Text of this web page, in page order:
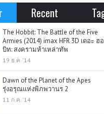
Recent
The Hobbit: The Battle of the Five
Armies (2014) imax HFR 3D เดอะ ฮ
บิท: สงครามห้าเหล่าทัพ
19 ธ.ค. '14
Dawn of the Planet of the Apes
รุ่งอรุณแห่งพิภพวานร 2
11 ก.ค. '14